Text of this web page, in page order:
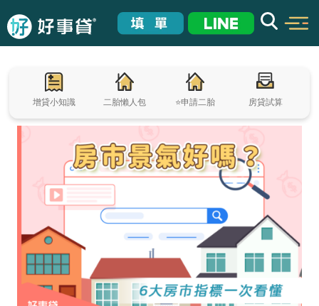
增貸小知識 二胎懶人包 ⭐申請二胎 房貸試算